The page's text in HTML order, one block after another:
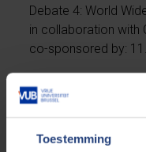
Toestemming
Debate 4: World
in collaboration with
co-sponsored by:
16h30 - 17h00
Coffee break
17h00-18h00